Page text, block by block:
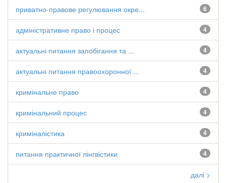
6
приватно-правове регулювання окре...
4
адміністративне право і процес
4
актуальні питання запобігання та ...
4
актуальні питання правоохоронної ...
4
кримінальне право
4
кримінальний процес
4
криміналістика
4
питання практичної лінгвістики
далі >